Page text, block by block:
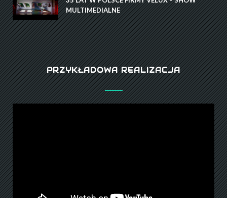
MULTIMEDIALNE
PRZYKŁADOWA REALIZACJA